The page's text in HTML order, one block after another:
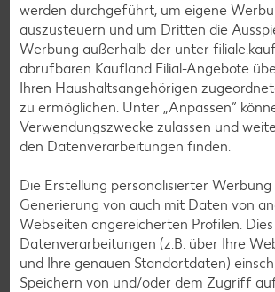
Fleisch-Rezepte
Fisch-Rezepte
Geflügel-Rezepte
Lamm-Rezepte
Grill-Rezepte
Muffin-Rezepte
Apfelkuchen-Rezepte
Schokokuchen-Rezepte
Torten-Rezepte
werden durchgeführt, um eigene
auszusteuern und um Dritten die
Werbung außerhalb der unter
abrufbaren Kaufland Filial-Angebote
Ihren Haushaltsangehörigen
zu ermöglichen. Unter „Anpassen“
Verwendungszwecke zulassen und
den Datenverarbeitungen finden.
Die Erstellung personalisierter
Generierung von auch mit Daten von
Webseiten angereicherten Profilen.
Datenverarbeitungen (z.B. über Ihre
und Ihre genauen Standortdaten)
Speichern von und/oder dem Zugriff